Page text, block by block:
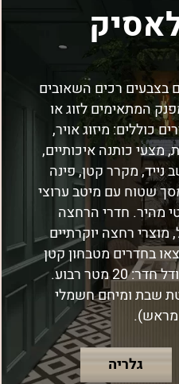
בצבעים רכים השאובים
המתאימים לזוג או
כוללים: מיזוג אויר,
מצעי כותנה איכותיים,
מקרר קטן, פינה
מסך שטוח עם מיטב ערוצי
מהיר. חדרי הרחצה
רחצה יוקרתיים
בחדרים מטבחון קטן
עם כיריים וכלי מטבח גודל חדר: 20 מטר רבוע.
שבת ומיחם חשמלי
מראש).
גלריה